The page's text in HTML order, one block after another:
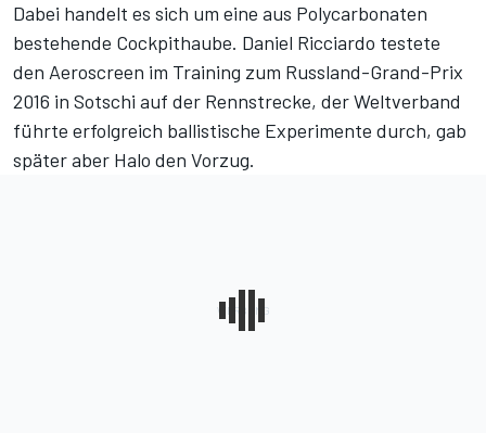
Dabei handelt es sich um eine aus Polycarbonaten
bestehende Cockpithaube. Daniel Ricciardo testete
den Aeroscreen im Training zum Russland-Grand-Prix
2016 in Sotschi auf der Rennstrecke, der Weltverband
führte erfolgreich ballistische Experimente durch, gab
später aber Halo den Vorzug.